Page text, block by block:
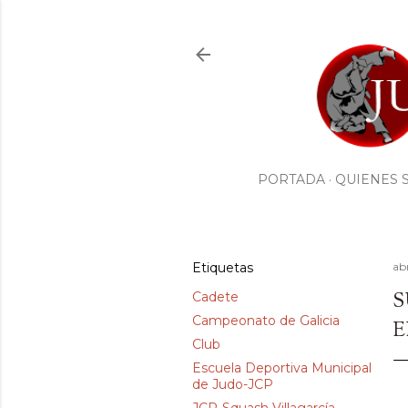
PORTADA QUIENES
Etiquetas
Cadete
Campeonato de Galicia
Club
Escuela Deportiva Municipal
de Judo-JCP